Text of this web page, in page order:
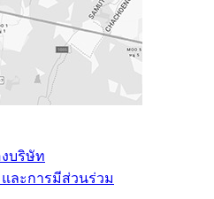
บริษัท
ละการมีส่วนร่วม